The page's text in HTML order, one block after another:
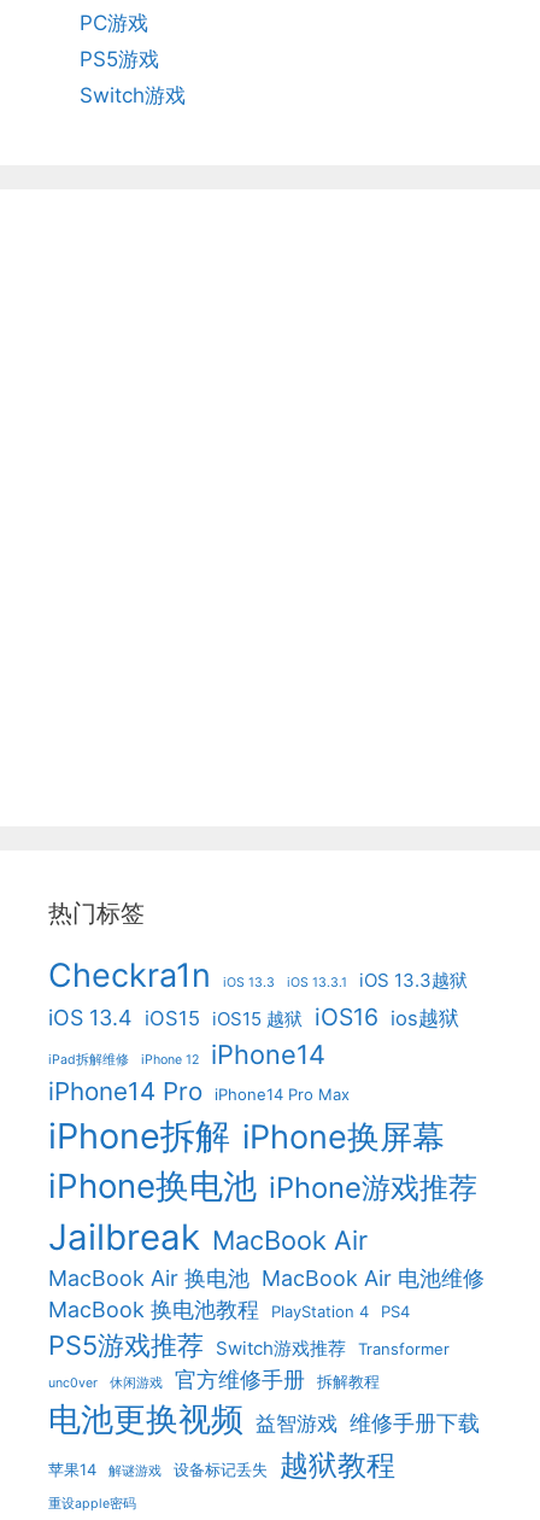
PC游戏
PS5游戏
Switch游戏
热门标签
Checkra1n iOS 13.3 iOS 13.3.1 iOS 13.3越狱
iOS 13.4 iOS15 iOS15 越狱 iOS16 ios越狱
iPad拆解维修 iPhone 12 iPhone14
iPhone14 Pro iPhone14 Pro Max
iPhone拆解 iPhone换屏幕
iPhone换电池 iPhone游戏推荐
Jailbreak MacBook Air
MacBook Air 换电池 MacBook Air 电池维修
MacBook 换电池教程
PlayStation 4 PS4
PS5游戏推荐 Switch游戏推荐 Transformer
unc0ver 休闲游戏 官方维修手册 拆解教程
电池更换视频 益智游戏 维修手册下载
苹果14 解谜游戏 设备标记丢失 越狱教程
重设apple密码